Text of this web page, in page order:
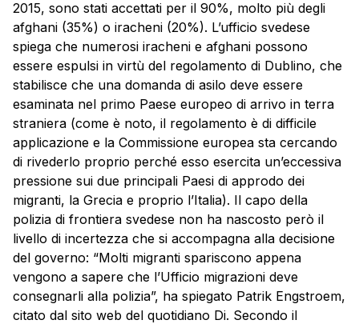
2015, sono stati accettati per il 90%, molto più degli
afghani (35%) o iracheni (20%). L’ufficio svedese
spiega che numerosi iracheni e afghani possono
essere espulsi in virtù del regolamento di Dublino, che
stabilisce che una domanda di asilo deve essere
esaminata nel primo Paese europeo di arrivo in terra
straniera (come è noto, il regolamento è di difficile
applicazione e la Commissione europea sta cercando
di rivederlo proprio perché esso esercita un’eccessiva
pressione sui due principali Paesi di approdo dei
migranti, la Grecia e proprio l’Italia). Il capo della
polizia di frontiera svedese non ha nascosto però il
livello di incertezza che si accompagna alla decisione
del governo: “Molti migranti spariscono appena
vengono a sapere che l’Ufficio migrazioni deve
consegnarli alla polizia”, ha spiegato Patrik Engstroem,
citato dal sito web del quotidiano Di. Secondo il